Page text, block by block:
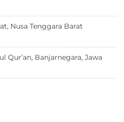
Nusa Tenggara Barat
Qur’an, Banjarnegara, Jawa